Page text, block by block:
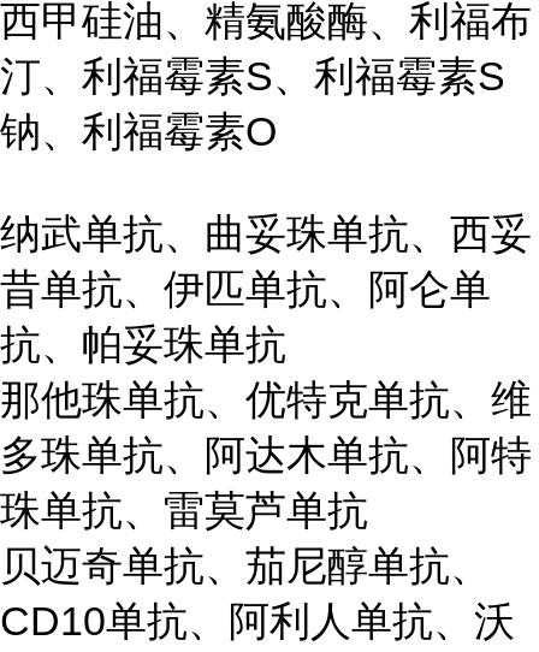
西甲硅油、精氨酸酶、利福布
汀、利福霉素S、利福霉素S
钠、利福霉素O
纳武单抗、曲妥珠单抗、西妥
昔单抗、伊匹单抗、阿仑单
抗、帕妥珠单抗
那他珠单抗、优特克单抗、维
多珠单抗、阿达木单抗、阿特
珠单抗、雷莫芦单抗
贝迈奇单抗、茄尼醇单抗、
CD10单抗、阿利人单抗、沃